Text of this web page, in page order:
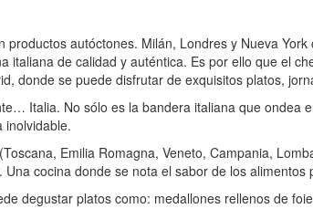
autóctones. Milán, Londres y Nueva
de calidad y auténtica. Es por ello que el
donde se puede disfrutar de exquisitos platos,
Italia. No sólo es la bandera italiana que
inolvidable.
Emilia Romagna, Veneto, Campania,
cocina donde se nota el sabor de los alimentos
degustar platos como: medallones rellenos de